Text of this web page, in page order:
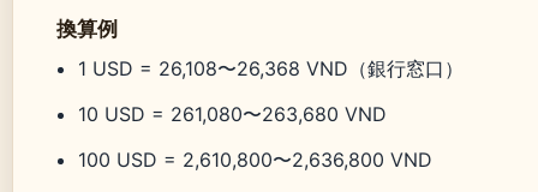
換算例
1 USD = 26,108〜26,368 VND（銀行窓口）
10 USD = 261,080〜263,680 VND
100 USD = 2,610,800〜2,636,800 VND